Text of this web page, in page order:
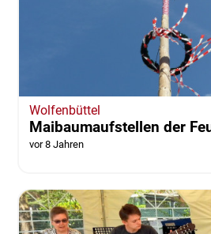
Wolfenbüttel
Maibaumaufstellen der
vor 8 Jahren